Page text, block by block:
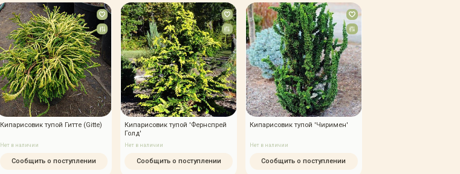
Кипарисовик тупой Гитте (Gitte)
Нет в наличии
Сообщить о поступлении
Кипарисовик тупой 'Фернспрей
Голд'
Нет в наличии
Сообщить о поступлении
Кипарисовик тупой 'Чиримен'
Нет в наличии
Сообщить о поступлении